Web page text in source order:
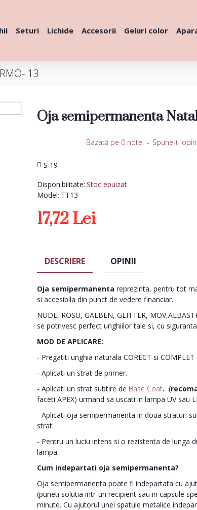
Seturi Lichide Accesorii Geluri color
13
Oja semipermanenta
Disponibilitate: Stoc epuizat
Model: TT13
S 19
Bazată pe 0 note. - Spune-ţi
17,72 Lei
DESCRIERE OPINII
Oja semipermanenta reprezinta, pentru tot
si accesibila din punct de vedere financiar.
NUDE, ROSU, GALBEN, GLITTER,
se potrivesc perfect unghiilor tale si, cu
MOD DE APLICARE:
- Pregatiti unghia naturala CORECT si
- Aplicati un strat de primer.
- Aplicati un strat subtire de Base Coat. (
faceti APEX) urmand sa uscati in lampa UV sau
- Aplicati oja semipermanenta in doua straturi
strat.
- Pentru un luciu intens si o rezistenta de lunga
lampa.
Cum indepartati oja semipermanenta?
Oja semipermanenta poate fi indepartata cu
(puneti solutia intr-un recipient sau in capsule
minute. Cu ajutorul unei spatule metalice